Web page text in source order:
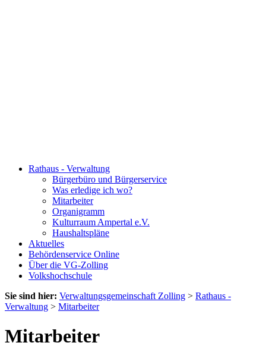
Rathaus - Verwaltung
Bürgerbüro und Bürgerservice
Was erledige ich wo?
Mitarbeiter
Organigramm
Kulturraum Ampertal e.V.
Haushaltspläne
Aktuelles
Behördenservice Online
Über die VG-Zolling
Volkshochschule
Sie sind hier: Verwaltungsgemeinschaft Zolling > Rathaus -
Verwaltung > Mitarbeiter
Mitarbeiter